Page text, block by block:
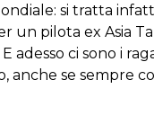
si tratta
un pilota ex Asia
adesso ci sono i
anche se sempre